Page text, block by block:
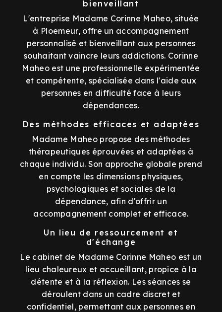
bienveillant
L'entreprise Madame Corinne Maheo, située
à Ploemeur, offre un accompagnement
personnalisé et bienveillant aux personnes
souhaitant vaincre leurs addictions. Corinne
Maheo est une professionnelle expérimentée
et compétente, spécialisée dans l'aide aux
personnes en difficulté face à leurs
dépendances.
Des méthodes efficaces et adaptées
Madame Maheo propose des méthodes
thérapeutiques éprouvées et adaptées à
chaque individu. Son approche globale prend
en compte les dimensions physiques,
psychologiques et sociales de la
dépendance, afin d'offrir un
accompagnement complet et efficace.
Un lieu de ressourcement et
d'échange
Le cabinet de Madame Corinne Maheo est un
lieu chaleureux et accueillant, propice à la
détente et à la réflexion. Les séances se
déroulent dans un cadre discret et
confidentiel, permettant aux personnes en